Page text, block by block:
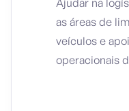
Ajudar na
as áreas de
veículos e
operacionais